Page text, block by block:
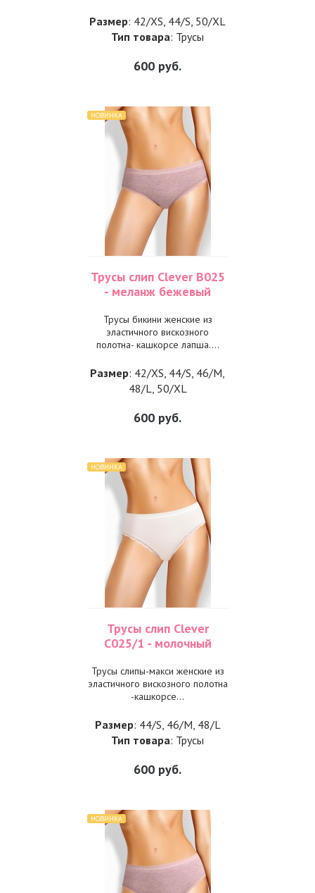
Размер: 42/XS, 44/S, 50/XL
Тип товара: Трусы
600 руб.
НОВИНКА
Трусы слип Clever B025
- меланж бежевый
Трусы бикини женские из
эластичного вискозного
полотна- кашкорсе лапша....
Размер: 42/XS, 44/S, 46/M,
48/L, 50/XL
600 руб.
НОВИНКА
Трусы слип Clever
С025/1 - молочный
Трусы слипы-макси женские из
эластичного вискозного полотна
-кашкорсе...
Размер: 44/S, 46/M, 48/L
Тип товара: Трусы
600 руб.
НОВИНКА